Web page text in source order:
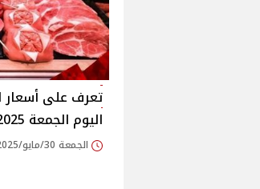
اليوم الجمعة 30/5/2025
الجمعة 30/مايو/2025 - 11:06 ص